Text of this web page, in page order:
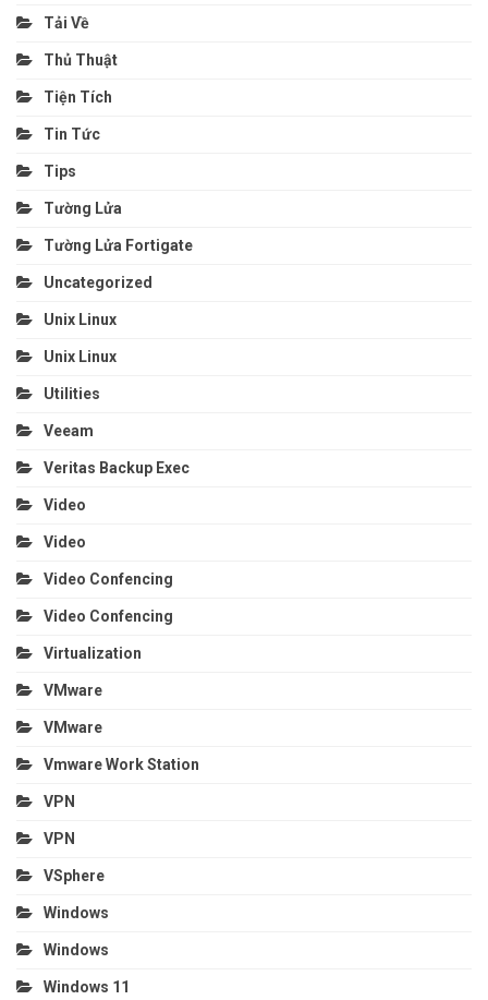
Tải Về
Thủ Thuật
Tiện Tích
Tin Tức
Tips
Tường Lửa
Tường Lửa Fortigate
Uncategorized
Unix Linux
Unix Linux
Utilities
Veeam
Veritas Backup Exec
Video
Video
Video Confencing
Video Confencing
Virtualization
VMware
VMware
Vmware Work Station
VPN
VPN
VSphere
Windows
Windows
Windows 11